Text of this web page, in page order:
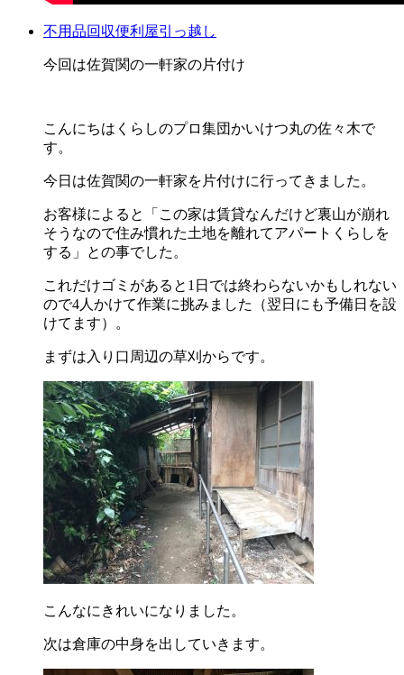
不用品回収便利屋引っ越し
今回は佐賀関の一軒家の片付け
こんにちはくらしのプロ集団かいけつ丸の佐々木で
す。
今日は佐賀関の一軒家を片付けに行ってきました。
お客様によると「この家は賃貸なんだけど裏山が崩れ
そうなので住み慣れた土地を離れてアパートくらしを
する」との事でした。
これだけゴミがあると1日では終わらないかもしれない
ので4人かけて作業に挑みました（翌日にも予備日を設
けてます）。
まずは入り口周辺の草刈からです。
こんなにきれいになりました。
次は倉庫の中身を出していきます。